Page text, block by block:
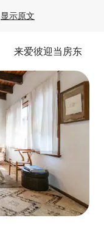
显示原文
来爱彼迎当房东